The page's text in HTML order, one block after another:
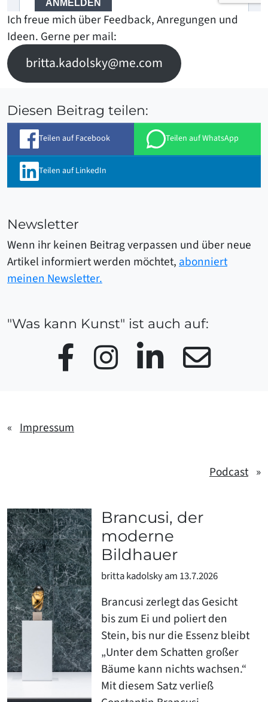
Ich freue mich über Feedback, Anregungen und
Ideen. Gerne per mail:
britta.kadolsky@me.com
Diesen Beitrag teilen:
Teilen auf Facebook Teilen auf WhatsApp
Teilen auf LinkedIn
Newsletter
Wenn ihr keinen Beitrag verpassen und über neue
Artikel informiert werden möchtet,abonniert
meinen Newsletter.
"Was kann Kunst" ist auch auf:
FacebookInstagramLinkedInEmail
« Impressum
Podcast »
Brancusi, der
moderne
Bildhauer
britta kadolsky am 13.7.2026
Brancusi zerlegt das Gesicht
bis zum Ei und poliert den
Stein, bis nur die Essenz bleibt
„Unter dem Schatten großer
Bäume kann nichts wachsen.“
Mit diesem Satz verließ